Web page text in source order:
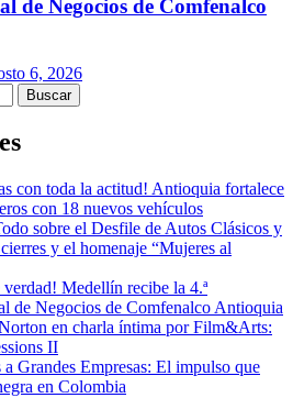
de Negocios de Comfenalco
6, 2026
con toda la actitud! Antioquia fortalece
con 18 nuevos vehículos
sobre el Desfile de Autos Clásicos y
y el homenaje “Mujeres al
verdad! Medellín recibe la 4.ª
de Negocios de Comfenalco Antioquia
en charla íntima por Film&Arts:
II
Grandes Empresas: El impulso que
en Colombia